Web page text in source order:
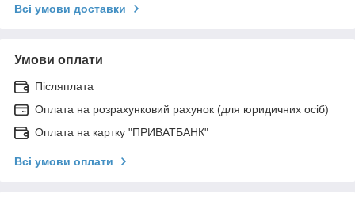
Всі умови доставки
Умови оплати
Післяплата
Оплата на розрахунковий рахунок (для юридичних осіб)
Оплата на картку "ПРИВАТБАНК"
Всі умови оплати